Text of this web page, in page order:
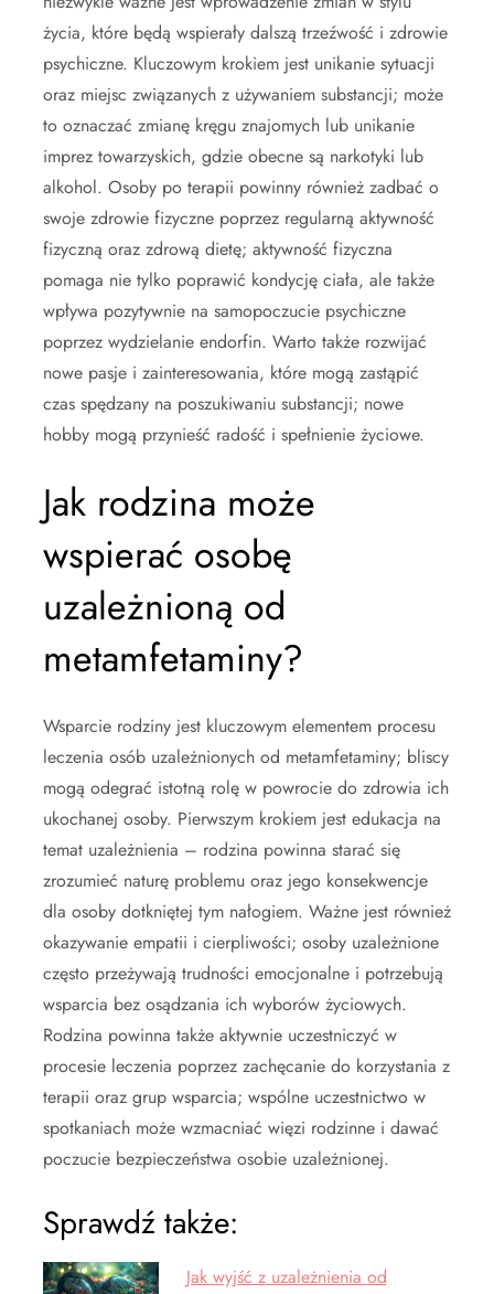
życia, które będą wspierały dalszą trzeźwość i zdrowie
psychiczne. Kluczowym krokiem jest unikanie sytuacji
oraz miejsc związanych z używaniem substancji; może
to oznaczać zmianę kręgu znajomych lub unikanie
imprez towarzyskich, gdzie obecne są narkotyki lub
alkohol. Osoby po terapii powinny również zadbać o
swoje zdrowie fizyczne poprzez regularną aktywność
fizyczną oraz zdrową dietę; aktywność fizyczna
pomaga nie tylko poprawić kondycję ciała, ale także
wpływa pozytywnie na samopoczucie psychiczne
poprzez wydzielanie endorfin. Warto także rozwijać
nowe pasje i zainteresowania, które mogą zastąpić
czas spędzany na poszukiwaniu substancji; nowe
hobby mogą przynieść radość i spełnienie życiowe.
Jak rodzina może
wspierać osobę
uzależnioną od
metamfetaminy?
Wsparcie rodziny jest kluczowym elementem procesu
leczenia osób uzależnionych od metamfetaminy; bliscy
mogą odegrać istotną rolę w powrocie do zdrowia ich
ukochanej osoby. Pierwszym krokiem jest edukacja na
temat uzależnienia – rodzina powinna starać się
zrozumieć naturę problemu oraz jego konsekwencje
dla osoby dotkniętej tym nałogiem. Ważne jest również
okazywanie empatii i cierpliwości; osoby uzależnione
często przeżywają trudności emocjonalne i potrzebują
wsparcia bez osądzania ich wyborów życiowych.
Rodzina powinna także aktywnie uczestniczyć w
procesie leczenia poprzez zachęcanie do korzystania z
terapii oraz grup wsparcia; wspólne uczestnictwo w
spotkaniach może wzmacniać więzi rodzinne i dawać
poczucie bezpieczeństwa osobie uzależnionej.
Sprawdź także:
Jak wyjść z uzależnienia od